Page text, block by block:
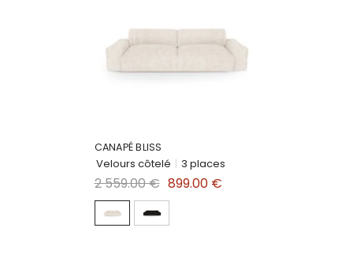
CANAPÉ BLISS
Velours côtelé | 3 places
2 559.00 € 899.00 €